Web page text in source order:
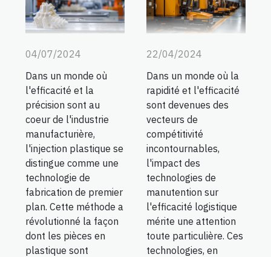
04/07/2024
Dans un monde où
l'efficacité et la
précision sont au
coeur de l'industrie
manufacturière,
l'injection plastique se
distingue comme une
technologie de
fabrication de premier
plan. Cette méthode a
révolutionné la façon
dont les pièces en
plastique sont
22/04/2024
Dans un monde où la
rapidité et l'efficacité
sont devenues des
vecteurs de
compétitivité
incontournables,
l'impact des
technologies de
manutention sur
l'efficacité logistique
mérite une attention
toute particulière. Ces
technologies, en